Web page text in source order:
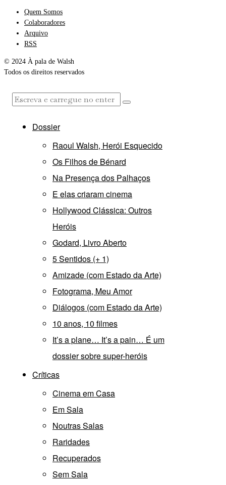
Quem Somos
Colaboradores
Arquivo
RSS
© 2024 À pala de Walsh
Todos os direitos reservados
Dossier
Raoul Walsh, Herói Esquecido
Os Filhos de Bénard
Na Presença dos Palhaços
E elas criaram cinema
Hollywood Clássica: Outros
Heróis
Godard, Livro Aberto
5 Sentidos (+ 1)
Amizade (com Estado da Arte)
Fotograma, Meu Amor
Diálogos (com Estado da Arte)
10 anos, 10 filmes
It’s a plane… It’s a pain… É um
dossier sobre super-heróis
Críticas
Cinema em Casa
Em Sala
Noutras Salas
Raridades
Recuperados
Sem Sala